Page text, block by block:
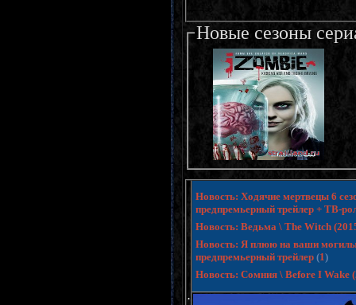
Новые сезоны
.
Новость: Ходячие мертвецы 6
предпремьерный трейлер + ТВ-
Новость: Ведьма \ The Witch
Новость: Я плюю на ваши
предпремьерный трейлер (1)
Новость: Сомния \ Before I Wake